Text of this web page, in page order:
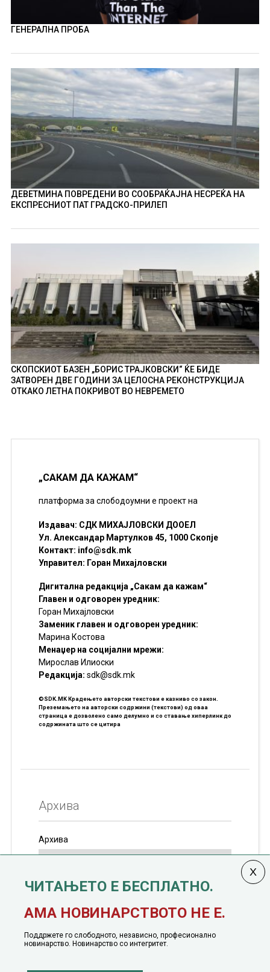
ГЕНЕРАЛНА ПРОБА
ДЕВЕТМИНА ПОВРЕДЕНИ ВО СООБРАЌАЈНА НЕСРЕЌА НА
ЕКСПРЕСНИОТ ПАТ ГРАДСКО-ПРИЛЕП
СКОПСКИОТ БАЗЕН „БОРИС ТРАЈКОВСКИ“ ЌЕ БИДЕ
ЗАТВОРЕН ДВЕ ГОДИНИ ЗА ЦЕЛОСНА РЕКОНСТРУКЦИЈА
ОТКАКО ЛЕТНА ПОКРИВОТ ВО НЕВРЕМЕТО
„САКАМ ДА КАЖАМ“
платформа за слободоумни е проект на
Издавач: СДК МИХАЈЛОВСКИ ДООЕЛ
Ул. Александар Мартулков 45, 1000 Скопје
Контакт: info@sdk.mk
Управител: Горан Михајловски
Дигитална редакција „Сакам да кажам“
Главен и одговорен уредник:
Горан Михајловски
Заменик главен и одговорен уредник:
Марина Костова
Менаџер на социјални мрежи:
Мирослав Илиоски
Редакцијa: sdk@sdk.mk
©SDK.MK Крадењето авторски текстови е казниво со закон.
Преземањето на авторски содржини (текстови) од оваа
страница е дозволено само делумно и со ставање хиперлинк до
содржината што се цитира
Архива
Архива
јануари, 1991 година
ЧИТАЊЕТО Е БЕСПЛАТНО.
АМА НОВИНАРСТВОТО НЕ Е.
Поддржете го слободното, независно, професионално
новинарство. Новинарство со интегритет.